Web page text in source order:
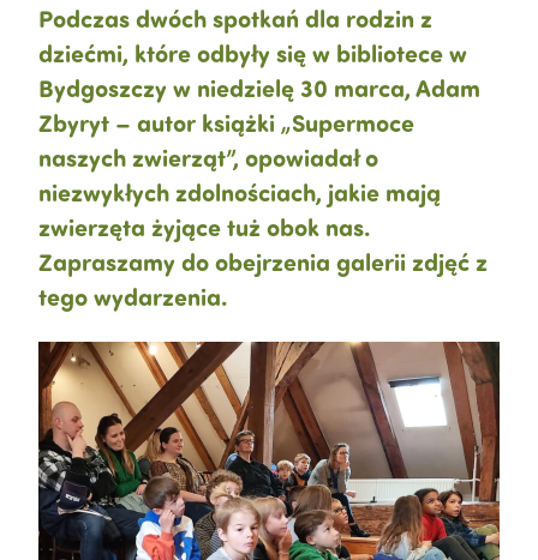
Podczas dwóch spotkań dla rodzin z
dziećmi, które odbyły się w bibliotece w
Bydgoszczy w niedzielę 30 marca, Adam
Zbyryt – autor książki „Supermoce
naszych zwierząt”, opowiadał o
niezwykłych zdolnościach, jakie mają
zwierzęta żyjące tuż obok nas.
Zapraszamy do obejrzenia galerii zdjęć z
tego wydarzenia.